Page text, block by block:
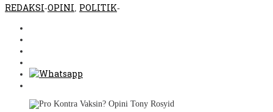
REDAKSI-OPINI POLITIK-